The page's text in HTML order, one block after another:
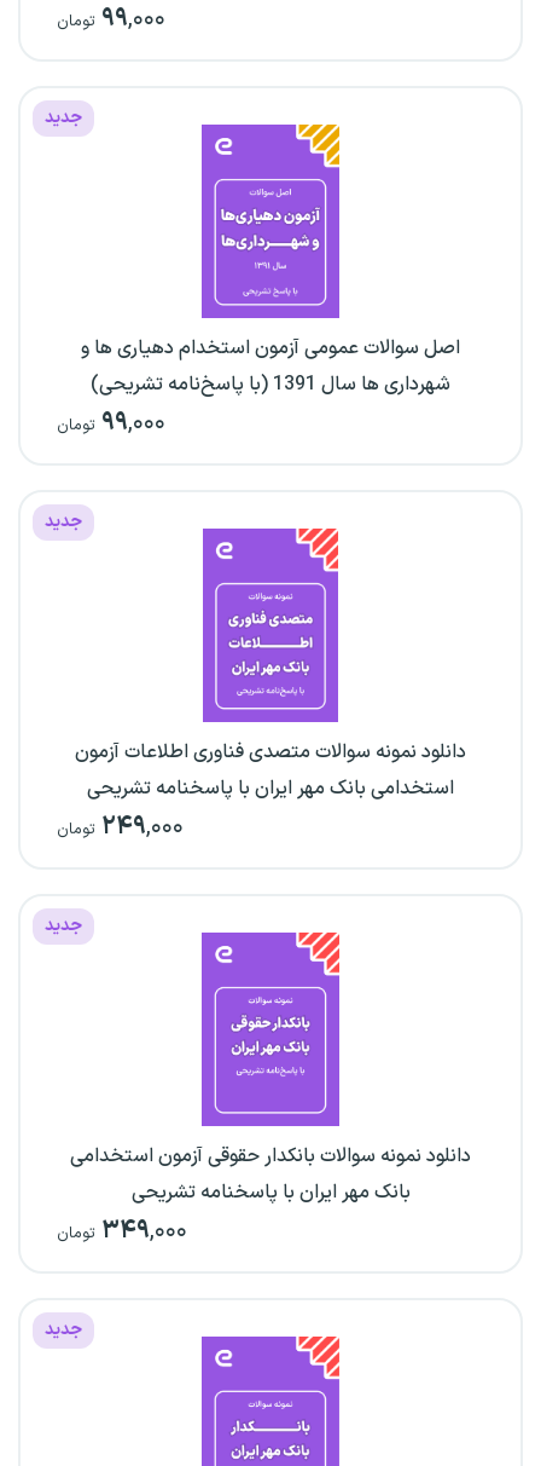
۹۹,۰۰۰ تومان
جدید
اصل سوالات عمومی آزمون استخدام دهیاری ها و
شهرداری ها سال 1391 (با پاسخ‌نامه تشریحی)
۹۹,۰۰۰ تومان
جدید
دانلود نمونه سوالات متصدی فناوری اطلاعات آزمون
استخدامی بانک مهر ایران با پاسخنامه تشریحی
۲۴۹,۰۰۰ تومان
جدید
دانلود نمونه سوالات بانکدار حقوقی آزمون استخدامی
بانک مهر ایران با پاسخنامه تشریحی
۳۴۹,۰۰۰ تومان
جدید